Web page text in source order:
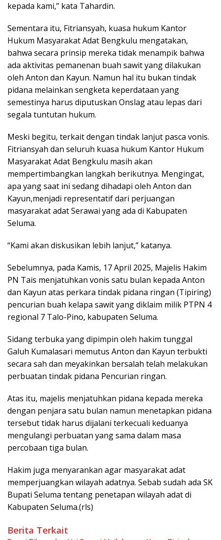
kepada kami,” kata Tahardin.
Sementara itu, Fitriansyah, kuasa hukum Kantor
Hukum Masyarakat Adat Bengkulu mengatakan,
bahwa secara prinsip mereka tidak menampik bahwa
ada aktivitas pemanenan buah sawit yang dilakukan
oleh Anton dan Kayun. Namun hal itu bukan tindak
pidana melainkan sengketa keperdataan yang
semestinya harus diputuskan Onslag atau lepas dari
segala tuntutan hukum.
Meski begitu, terkait dengan tindak lanjut pasca vonis.
Fitriansyah dan seluruh kuasa hukum Kantor Hukum
Masyarakat Adat Bengkulu masih akan
mempertimbangkan langkah berikutnya. Mengingat,
apa yang saat ini sedang dihadapi oleh Anton dan
Kayun,menjadi representatif dari perjuangan
masyarakat adat Serawai yang ada di Kabupaten
Seluma.
“Kami akan diskusikan lebih lanjut,” katanya.
Sebelumnya, pada Kamis, 17 April 2025, Majelis Hakim
PN Tais menjatuhkan vonis satu bulan kepada Anton
dan Kayun atas perkara tindak pidana ringan (Tipiring)
pencurian buah kelapa sawit yang diklaim milik PTPN 4
regional 7 Talo-Pino, kabupaten Seluma.
Sidang terbuka yang dipimpin oleh hakim tunggal
Galuh Kumalasari memutus Anton dan Kayun terbukti
secara sah dan meyakinkan bersalah telah melakukan
perbuatan tindak pidana Pencurian ringan.
Atas itu, majelis menjatuhkan pidana kepada mereka
dengan penjara satu bulan namun menetapkan pidana
tersebut tidak harus dijalani terkecuali keduanya
mengulangi perbuatan yang sama dalam masa
percobaan tiga bulan.
Hakim juga menyarankan agar masyarakat adat
memperjuangkan wilayah adatnya. Sebab sudah ada SK
Bupati Seluma tentang penetapan wilayah adat di
Kabupaten Seluma.(rls)
Berita Terkait